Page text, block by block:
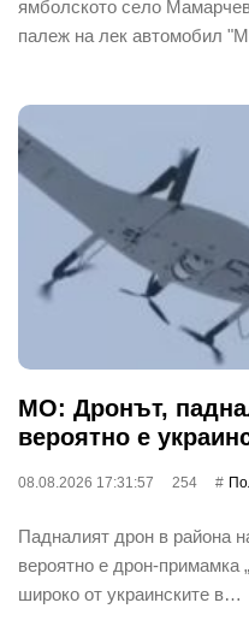
ямболското село
палеж на лек автомобил
МО: Дронът,
вероятно е
08.08.2026 17:31:57 254
Падналият дрон в района
вероятно е дрон-примамка
широко от украинските в…